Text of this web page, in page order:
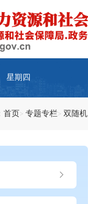
星期四
首页 专题专栏 双随机